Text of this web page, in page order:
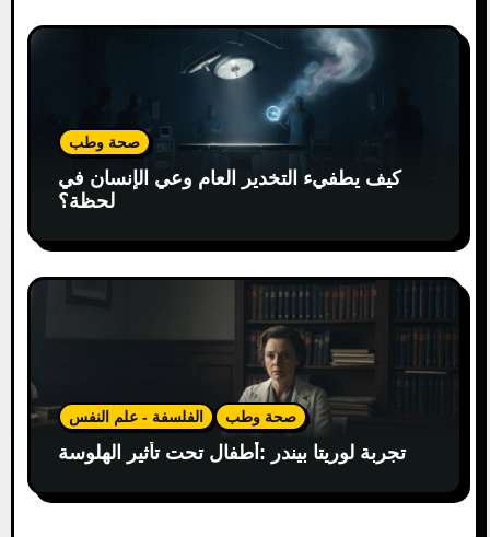
صحة وطب
كيف يطفيء التخدير العام وعي الإنسان في
لحظة؟
الفلسفة - علم النفس صحة وطب
تجربة لوريتا بيندر :أطفال تحت تأثير الهلوسة